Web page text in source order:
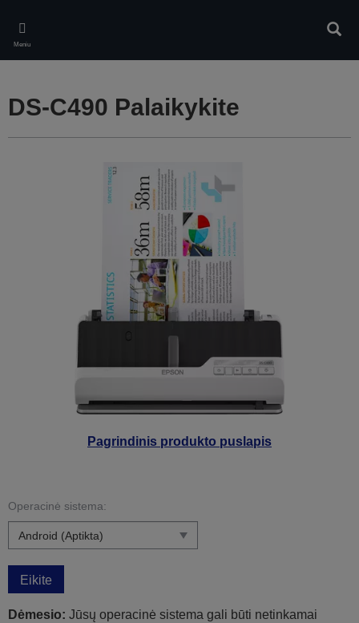
main
content
Meniu
Pagrindinis produkto puslapis
DS-C490 Palaikykite
Operacinė sistema:
Eikite
Dėmesio: Jūsų operacinė sistema gali būti netinkamai